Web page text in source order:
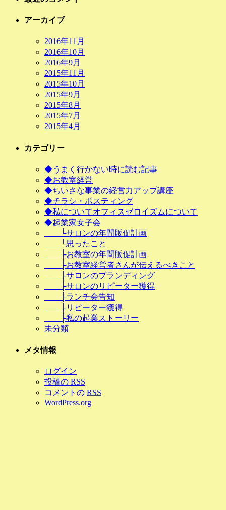
アーカイブ
2016年11月
2016年10月
2016年9月
2015年11月
2015年10月
2015年9月
2015年8月
2015年7月
2015年4月
カテゴリー
◆うまく行かない時に読む記事
◆お教室経営
◆ちいさな事業の経営力アップ講座
◆チラシ・ポスティング
◆私についてオフィスゼロイズムについて
◆起業家女子会
└サロンの年間販促計画
└思ったこと
├お教室の年間販促計画
├お教室経営者さんが伝えるべきこと
├サロンのブランディング
├サロンのリピーター獲得
├ランチ会告知
├リピーター獲得
├私の起業ストーリー
未分類
メタ情報
ログイン
投稿の RSS
コメントの RSS
WordPress.org